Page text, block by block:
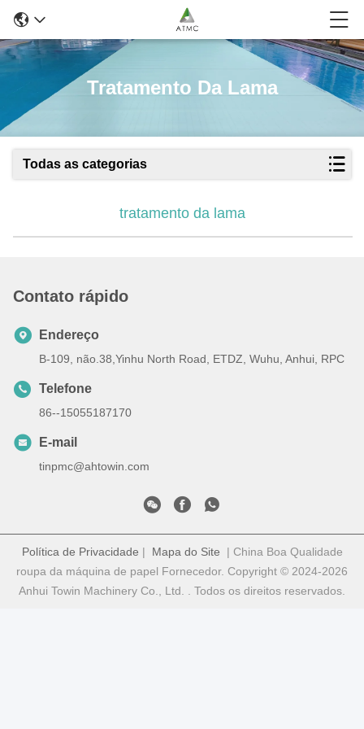
Tratamento Da Lama
Todas as categorias
tratamento da lama
Contato rápido
Endereço
B-109, não.38,Yinhu North Road, ETDZ, Wuhu, Anhui, RPC
Telefone
86--15055187170
E-mail
tinpmc@ahtowin.com
Política de Privacidade | Mapa do Site | China Boa Qualidade
roupa da máquina de papel Fornecedor. Copyright © 2024-2026
Anhui Towin Machinery Co., Ltd. . Todos os direitos reservados.